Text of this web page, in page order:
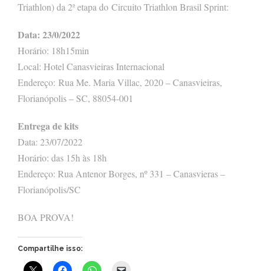
Triathlon) da 2ª etapa do Circuito Triathlon Brasil Sprint:
Data: 23/0/2022
Horário: 18h15min
Local: Hotel Canasvieiras Internacional
Endereço: Rua Me. Maria Villac, 2020 – Canasvieiras,
Florianópolis – SC, 88054-001
Entrega de kits
Data: 23/07/2022
Horário: das 15h às 18h
Endereço: Rua Antenor Borges, nº 331 – Canasvieras –
Florianópolis/SC
BOA PROVA!
Compartilhe isso: